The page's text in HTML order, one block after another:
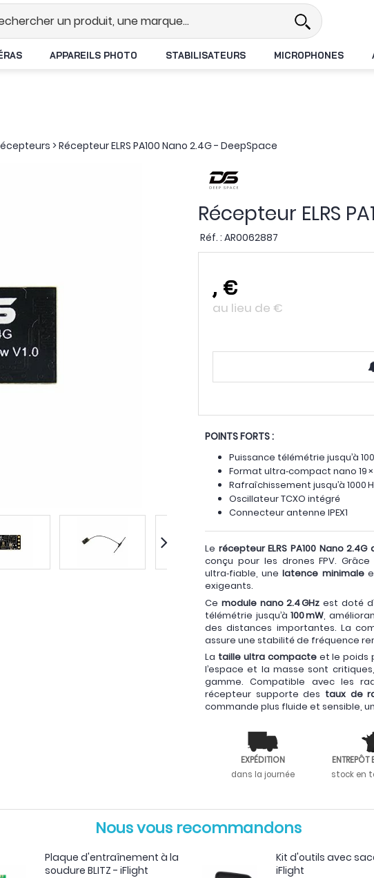
réel
APPAREILS PHOTO STABILISATEURS MICROPHONES
>Récepteur ELRS PA100 Nano 2.4G - DeepSpace
Récepteur ELRS
Réf. : AR0062887
, €
au lieu de €
POINTS FORTS :
Puissance télémétrie jusqu’à
Format ultra‑compact nano 19 ×
Rafraîchissement jusqu’à 1000
Oscillateur TCXO intégré
Connecteur antenne IPEX1
Le récepteur ELRS PA100 Nano
conçu pour les drones FPV. Grâce
ultra‑fiable, unelatence minimale
exigeants.
Ce module nano 2.4 GHz est doté
télémétrie jusqu’à100 mW ,
des distances importantes. La
assure une stabilité de fréquence
La taille ultra compacteet le poids
l’espace et la masse sont
gamme. Compatible avec les
récepteur supporte des taux de
commande plus fluide et sensible,
EXPÉDITION
dans la journée
ENTREPÔT
stock en
Nous vous recommandons
Plaque d'entraînement à la
soudure BLITZ - iFlight
Kit d'outils avec
iFlight